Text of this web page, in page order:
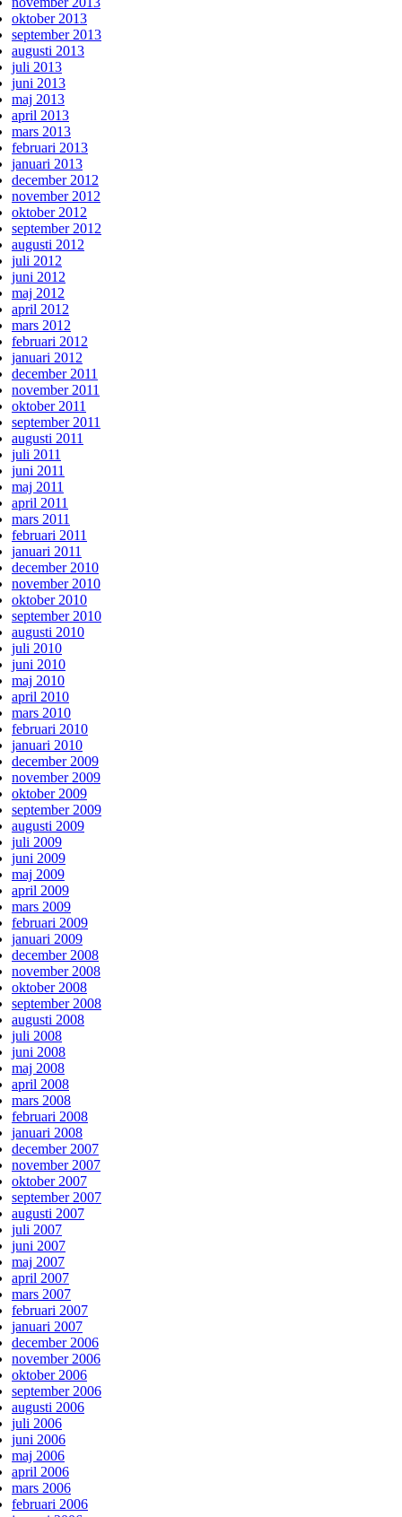
oktober 2013
september 2013
augusti 2013
juli 2013
juni 2013
maj 2013
april 2013
mars 2013
februari 2013
januari 2013
december 2012
november 2012
oktober 2012
september 2012
augusti 2012
juli 2012
juni 2012
maj 2012
april 2012
mars 2012
februari 2012
januari 2012
december 2011
november 2011
oktober 2011
september 2011
augusti 2011
juli 2011
juni 2011
maj 2011
april 2011
mars 2011
februari 2011
januari 2011
december 2010
november 2010
oktober 2010
september 2010
augusti 2010
juli 2010
juni 2010
maj 2010
april 2010
mars 2010
februari 2010
januari 2010
december 2009
november 2009
oktober 2009
september 2009
augusti 2009
juli 2009
juni 2009
maj 2009
april 2009
mars 2009
februari 2009
januari 2009
december 2008
november 2008
oktober 2008
september 2008
augusti 2008
juli 2008
juni 2008
maj 2008
april 2008
mars 2008
februari 2008
januari 2008
december 2007
november 2007
oktober 2007
september 2007
augusti 2007
juli 2007
juni 2007
maj 2007
april 2007
mars 2007
februari 2007
januari 2007
december 2006
november 2006
oktober 2006
september 2006
augusti 2006
juli 2006
juni 2006
maj 2006
april 2006
mars 2006
februari 2006